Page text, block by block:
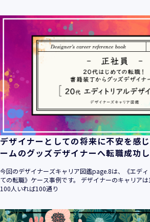
デザイナーとしての将来に不安を感
ームのグッズデザイナーへ転職成功
今回のデザイナーズキャリア図鑑page.8は、《エデ
ての転職》ケース事例です。 デザイナーのキャリアは
100人いれば100通り